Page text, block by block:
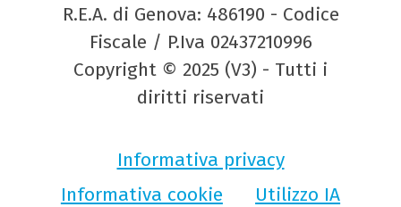
R.E.A. di Genova: 486190 - Codice
Fiscale / P.Iva 02437210996
Copyright © 2025 (V3) - Tutti i
diritti riservati
Informativa privacy
Informativa cookie
Utilizzo IA